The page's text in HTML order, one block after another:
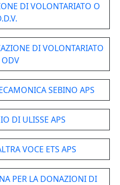
DI VOLONTARIATO O
DI VOLONTARIATO
SEBINO APS
DI ULISSE APS
VOCE ETS APS
PER LA DONAZIONI DI